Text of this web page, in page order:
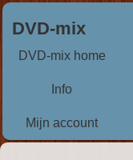
DVD-mix
DVD-mix home
Info
Mijn account